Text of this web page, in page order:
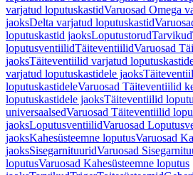
varjatud loputuskastidVaruosad Omega
jaoksDelta varjatud loputuskastid
loputuskastid jaoksLoputustorudTarvikud
loputusventiilidTäiteventiilidVaruosad
jaoksTäiteventiilid varjatud
varjatud loputuskastidele jaoks
loputuskastideleVaruosad Täiteventiilid
loputuskastidele jaoksTäiteventiilid
universaalsedVaruosad Täiteventiilid
jaoksLoputusventiilidVaruosad
jaoksKahesüsteemne loputusVaruosad
jaoksSisegarnituuridVaruosad
loputusVaruosad Kahesüsteemne loputus